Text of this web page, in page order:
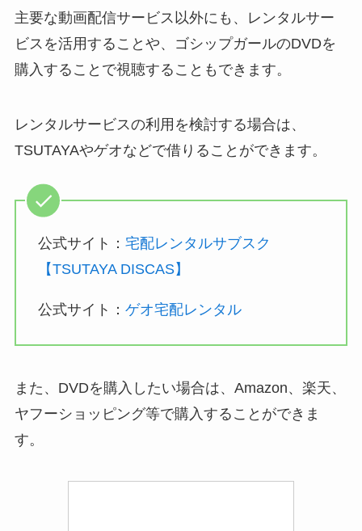
主要な動画配信サービス以外にも、レンタルサー
ビスを活用することや、ゴシップガールのDVDを
購入することで視聴することもできます。
レンタルサービスの利用を検討する場合は、
TSUTAYAやゲオなどで借りることができます。
公式サイト： 宅配レンタルサブスク
【TSUTAYA DISCAS】
公式サイト： ゲオ宅配レンタル
また、DVDを購入したい場合は、Amazon、楽天、
ヤフーショッピング等で購入することができま
す。